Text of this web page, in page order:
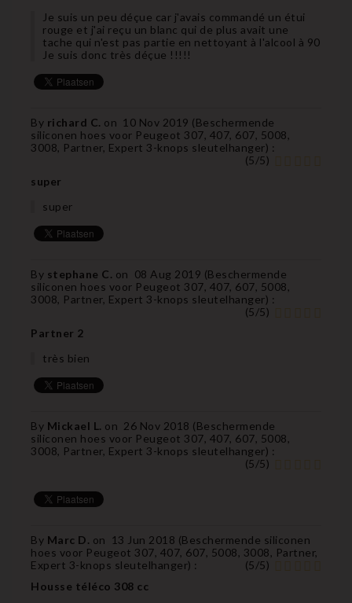
Je suis un peu déçue car j'avais commandé un étui
rouge et j'ai reçu un blanc qui de plus avait une
tache qui n'est pas partie en nettoyant à l'alcool à 90
Je suis donc très déçue !!!!!
By richard C. on 10 Nov 2019 (Beschermende
siliconen hoes voor Peugeot 307, 407, 607, 5008,
3008, Partner, Expert 3-knops sleutelhanger) :
(5/5)
super
super
By stephane C. on 08 Aug 2019 (Beschermende
siliconen hoes voor Peugeot 307, 407, 607, 5008,
3008, Partner, Expert 3-knops sleutelhanger) :
(5/5)
Partner 2
très bien
By Mickael L. on 26 Nov 2018 (Beschermende
siliconen hoes voor Peugeot 307, 407, 607, 5008,
3008, Partner, Expert 3-knops sleutelhanger) :
(5/5)
By Marc D. on 13 Jun 2018 (Beschermende siliconen
hoes voor Peugeot 307, 407, 607, 5008, 3008, Partner,
Expert 3-knops sleutelhanger) : (5/5)
Housse téléco 308 cc